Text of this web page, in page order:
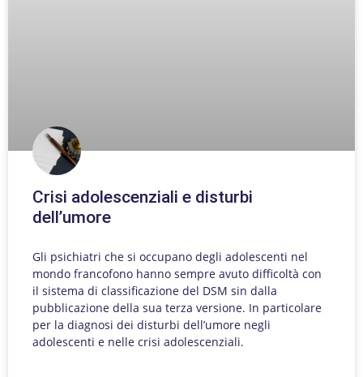
Crisi adolescenziali e disturbi
dell’umore
Gli psichiatri che si occupano degli adolescenti nel
mondo francofono hanno sempre avuto difficoltà con
il sistema di classificazione del DSM sin dalla
pubblicazione della sua terza versione. In particolare
per la diagnosi dei disturbi dell’umore negli
adolescenti e nelle crisi adolescenziali.